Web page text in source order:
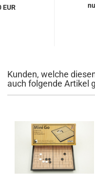
EUR
Kunden, welche
auch folgende Artikel